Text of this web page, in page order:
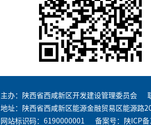
主办：陕西省西咸新区开发建设管理委员会
地址：陕西省西咸新区能源金融贸易区能源路
网站标识码：6190000001
备案号： 陕ICP